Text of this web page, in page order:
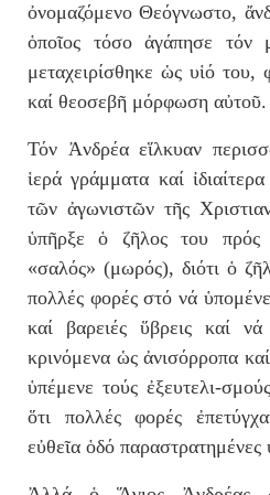
ὀνομαζόμενο Θεόγνωστο,
ὁποῖος τόσο ἀγάπησε τόν
μεταχειρίσθηκε ὡς υἱό του,
καί θεοσεβῆ μόρφωση αὐτοῦ.
Τόν Ἀνδρέα εἵλκυαν
ἱερά γράμματα καί
τῶν ἀγωνιστῶν τῆς
ὑπῆρξε ὁ ζῆλος του πρός
«σαλός» (μωρός), διότι ὁ
πολλές φορές στό νά
καί βαρειές ὕβρεις καί
κρινόμενα ὡς ἀνισόρροπα
ὑπέμενε τούς ἐξευτελι-
ὅτι πολλές φορές
εὐθεῖα ὁδό παραστρατημένες